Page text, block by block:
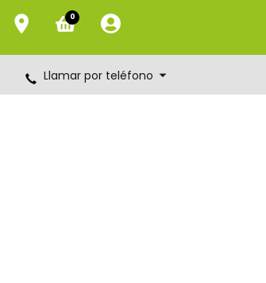
0
Llamar por teléfono